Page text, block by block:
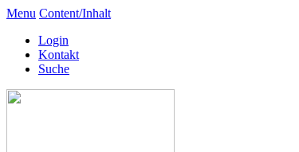
Menu Content/Inhalt
Login
Kontakt
Suche